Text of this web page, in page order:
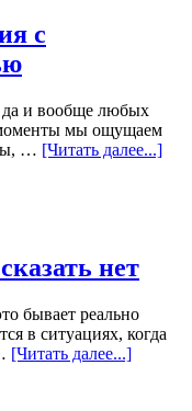
с
да и вообще любых
моменты мы ощущаем
… [Читать далее...]
нет
бывает реально
в ситуациях, когда
[Читать далее...]